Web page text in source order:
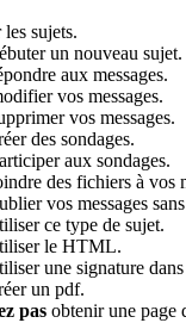
sujets.
un nouveau sujet.
aux messages.
vos messages.
vos messages.
des sondages.
aux sondages.
des fichiers à vos
vos messages
ce type de sujet.
le HTML.
une signature
un pdf.
pas obtenir une page